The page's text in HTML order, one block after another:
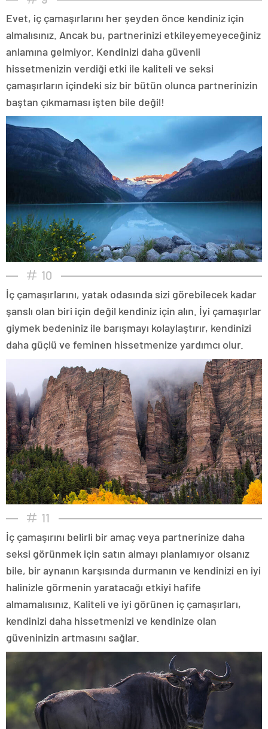
Evet, iç çamaşırlarını her şeyden önce kendiniz için
almalısınız. Ancak bu, partnerinizi etkileyemeyeceğiniz
anlamına gelmiyor. Kendinizi daha güvenli
hissetmenizin verdiği etki ile kaliteli ve seksi
çamaşırların içindeki siz bir bütün olunca partnerinizin
baştan çıkmaması işten bile değil!
10
İç çamaşırlarını, yatak odasında sizi görebilecek kadar
şanslı olan biri için değil kendiniz için alın. İyi çamaşırlar
giymek bedeniniz ile barışmayı kolaylaştırır, kendinizi
daha güçlü ve feminen hissetmenize yardımcı olur.
11
İç çamaşırını belirli bir amaç veya partnerinize daha
seksi görünmek için satın almayı planlamıyor olsanız
bile, bir aynanın karşısında durmanın ve kendinizi en iyi
halinizle görmenin yaratacağı etkiyi hafife
almamalısınız. Kaliteli ve iyi görünen iç çamaşırları,
kendinizi daha hissetmenizi ve kendinize olan
güveninizin artmasını sağlar.